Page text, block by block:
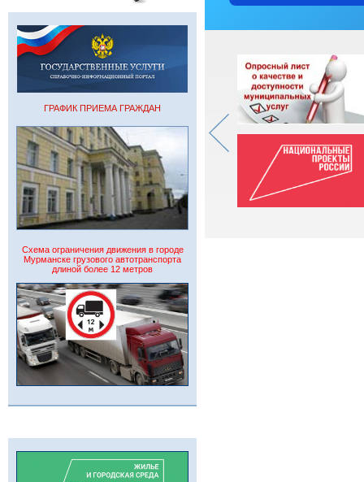
ГРАФИК ПРИЕМА ГРАЖДАН
Схема ограничения движения в городе
Мурманске грузового автотранспорта
длиной более 12 метров